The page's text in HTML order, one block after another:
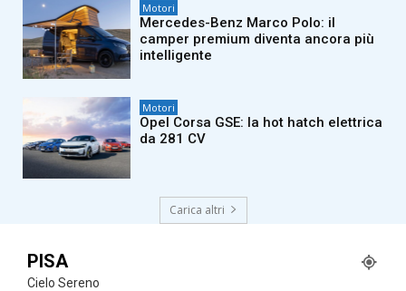
Motori
Mercedes-Benz Marco Polo: il
camper premium diventa ancora più
intelligente
Motori
Opel Corsa GSE: la hot hatch elettrica
da 281 CV
Carica altri
PISA
Cielo Sereno